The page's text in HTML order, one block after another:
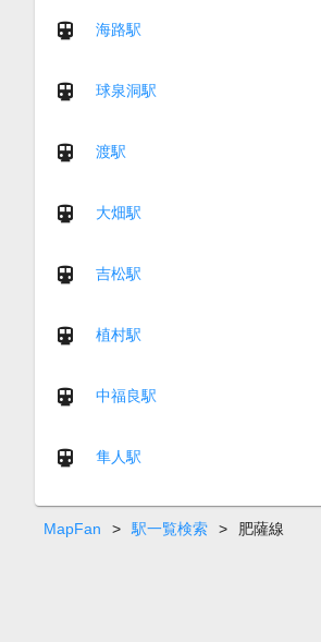
海路駅
球泉洞駅
渡駅
大畑駅
吉松駅
植村駅
中福良駅
隼人駅
MapFan > 駅一覧検索 > 肥薩線